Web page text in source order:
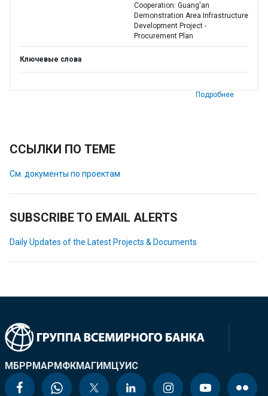
Cooperation: Guang'an
Demonstration Area Infrastructure
Development Project -
Procurement Plan
Ключевые слова
Подробнее
ССЫЛКИ ПО ТЕМЕ
См. документы по проектам
SUBSCRIBE TO EMAIL ALERTS
Daily Updates of the Latest Projects & Documents
МБРРМАРМФКМАГИМЦУИС